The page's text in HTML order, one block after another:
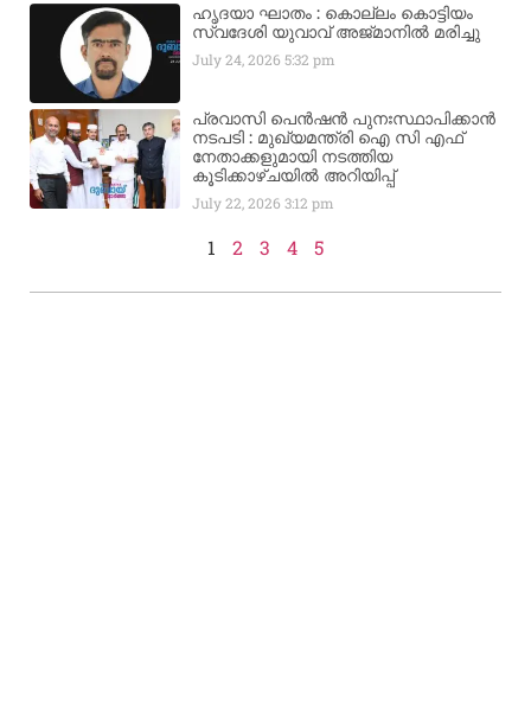
ഹൃദയാ ഘാതം : കൊല്ലം കൊട്ടിയം
സ്വദേശി യുവാവ് അജ്മാനിൽ മരിച്ചു
July 24, 20265:32 pm
പ്രവാസി പെൻഷൻ പുനഃസ്ഥാപിക്കാൻ
നടപടി : മുഖ്യമന്ത്രി ഐ സി എഫ്
നേതാക്കളുമായി നടത്തിയ
കൂടിക്കാഴ്ചയിൽ അറിയിപ്പ്
July 22, 20263:12 pm
1 2 3 4 5